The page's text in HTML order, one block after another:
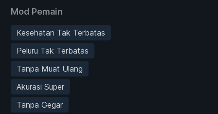
Mod Pemain
Kesehatan Tak Terbatas
Peluru Tak Terbatas
Tanpa Muat Ulang
Akurasi Super
Tanpa Gegar